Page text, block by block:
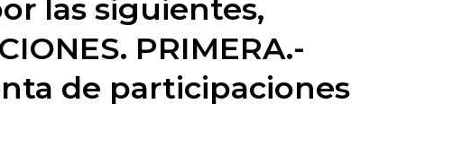
las siguientes,
PRIMERA.-
de participaciones